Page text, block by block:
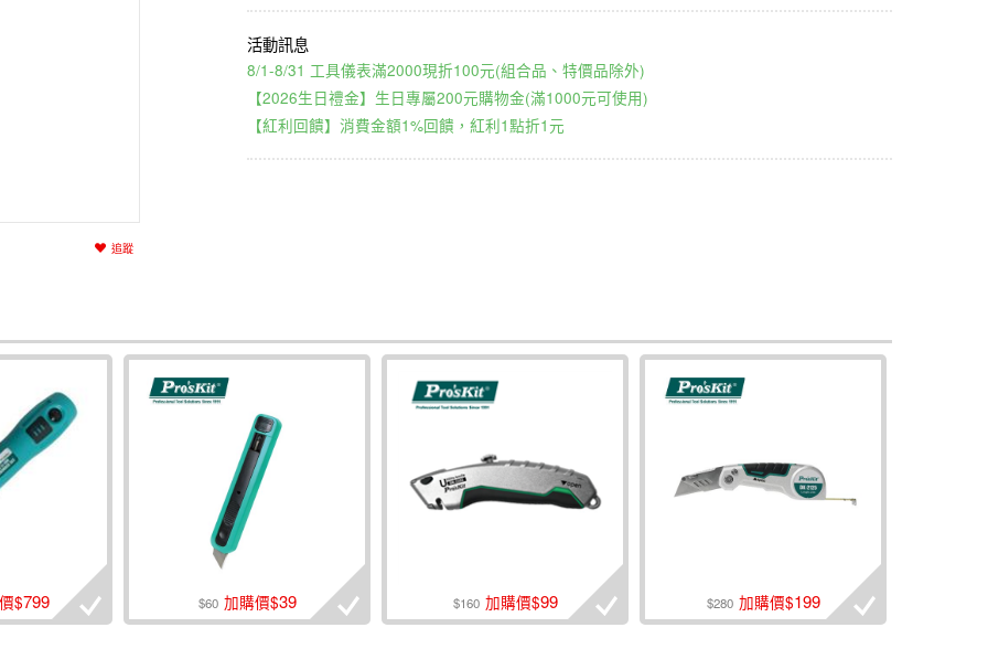
追蹤
8/1-8/31 工具儀表滿2000現折100元(組合品、特價品除外)
【2026生日禮金】生日專屬200元購物金(滿1000元可使用)
【紅利回饋】消費金額1%回饋，紅利1點折1元
$799 $60 加購價$39 $160 加購價$99 $280 加購價$199